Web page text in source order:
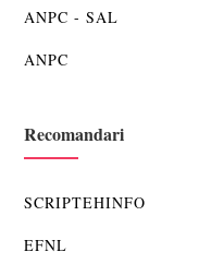
ANPC - SAL
ANPC
Recomandari
SCRIPTEHINFO
EFNL